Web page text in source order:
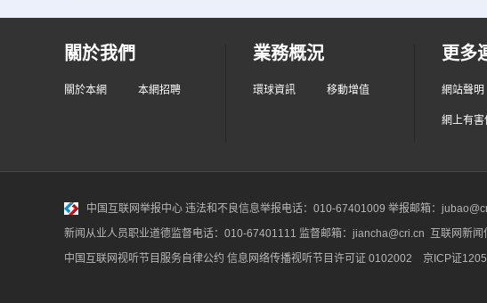
關於我們
關於本網 本網招聘
業務概況
環球資訊 移動增值
更多
網站聲明
網上有害
中国互联网举报中心 违法和不良信息举报电话：010-67401009 举报邮箱：
新闻从业人员职业道德监督电话：010-67401111 监督邮箱：jiancha@cri.cn 互联网新
中国互联网视听节目服务自律公约 信息网络传播视听节目许可证 0102002 京ICP证